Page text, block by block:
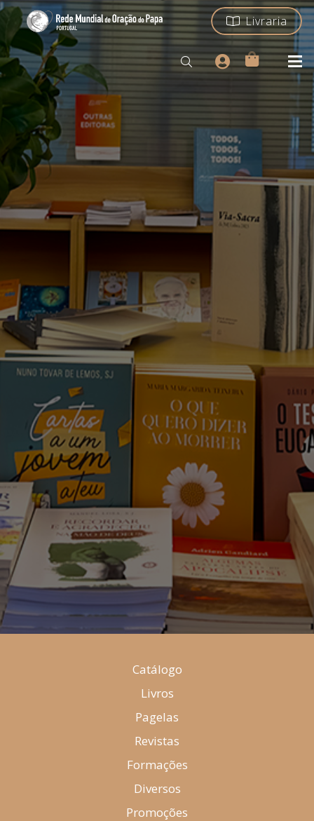
Livraria
Catálogo
Livros
Pagelas
Revistas
Formações
Diversos
Promoções